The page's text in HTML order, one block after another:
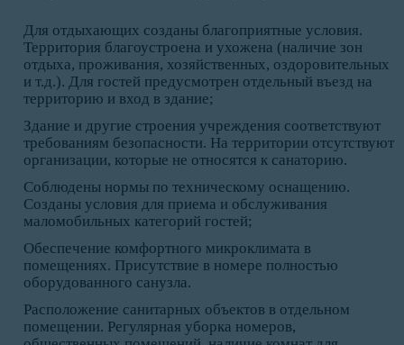
Для отдыхающих созданы благоприятные условия.
Территория благоустроена и ухожена (наличие зон
отдыха, проживания, хозяйственных, оздоровительных
и т.д.). Для гостей предусмотрен отдельный въезд на
территорию и вход в здание;
Здание и другие строения учреждения соответствуют
требованиям безопасности. На территории отсутствуют
организации, которые не относятся к санаторию.
Соблюдены нормы по техническому оснащению.
Созданы условия для приема и обслуживания
маломобильных категорий гостей;
Обеспечение комфортного микроклимата в
помещениях. Присутствие в номере полностью
оборудованного санузла.
Расположение санитарных объектов в отдельном
помещении. Регулярная уборка номеров,